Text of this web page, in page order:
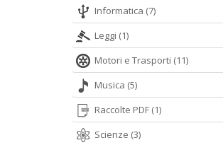
Informatica (7)
Leggi (1)
Motori e Trasporti (11)
Musica (5)
Raccolte PDF (1)
Scienze (3)